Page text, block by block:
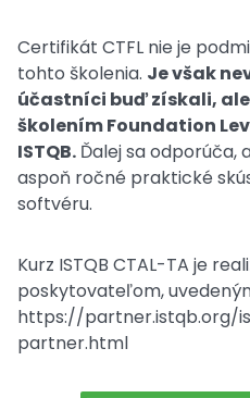
Certifikát CTFL nie je
tohto školenia. Je však
účastníci buď získali,
školením Foundation
ISTQB. Ďalej sa odporúča,
aspoň ročné praktické
softvéru.
Kurz ISTQB CTAL-TA je
poskytovateľom,
https://
partner.html